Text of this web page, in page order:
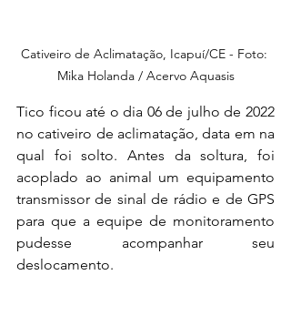
Cativeiro de Aclimatação, Icapuí/CE - Foto:
Mika Holanda / Acervo Aquasis
Tico ficou até o dia 06 de julho de 2022
no cativeiro de aclimatação, data em na
qual foi solto. Antes da soltura, foi
acoplado ao animal um equipamento
transmissor de sinal de rádio e de GPS
para que a equipe de monitoramento
pudesse acompanhar seu
deslocamento.